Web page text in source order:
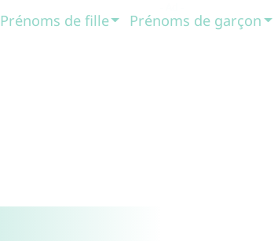
Prénoms de fille Prénoms de garçon